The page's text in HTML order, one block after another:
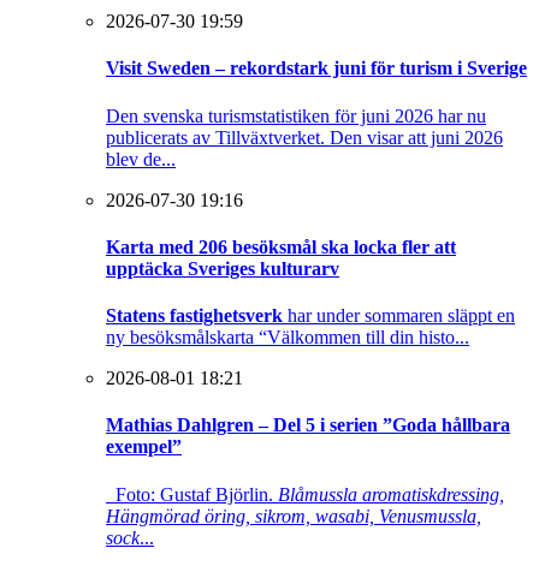
2026-07-30 19:59
Visit Sweden – rekordstark juni för turism i Sverige
Den svenska turismstatistiken för juni 2026 har nu
publicerats av Tillväxtverket. Den visar att juni 2026
blev de...
2026-07-30 19:16
Karta med 206 besöksmål ska locka fler att
upptäcka Sveriges kulturarv
Statens fastighetsverk har under sommaren släppt en
ny besöksmålskarta “Välkommen till din histo...
2026-08-01 18:21
Mathias Dahlgren – Del 5 i serien ”Goda hållbara
exempel”
Foto: Gustaf Björlin. Blåmussla aromatiskdressing,
Hängmörad öring, sikrom, wasabi, Venusmussla,
sock...